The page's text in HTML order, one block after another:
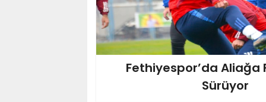
Fethiyespor’da Aliağa
Sürüyor